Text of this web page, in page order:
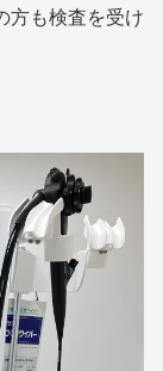
方も検査を受け